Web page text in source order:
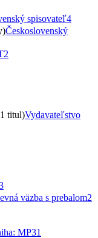
spisovateľ4
Československý
2
titul)Vydavateľstvo
väzba s prebalom2
MP31